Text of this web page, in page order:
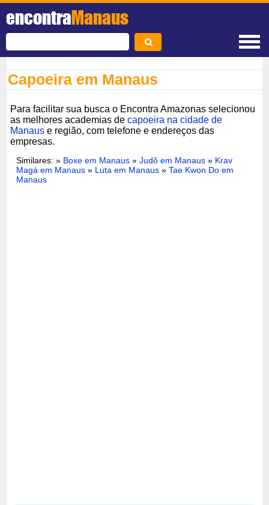
encontraManaus
Capoeira em Manaus
Para facilitar sua busca o Encontra Amazonas selecionou
as melhores academias decapoeira na cidade de
Manaus e região, com telefone e endereços das
empresas.
Similares: » Boxe em Manaus »Judô em Manaus » Krav
Magá em Manaus » Luta em Manaus »Tae Kwon Do em
Manaus